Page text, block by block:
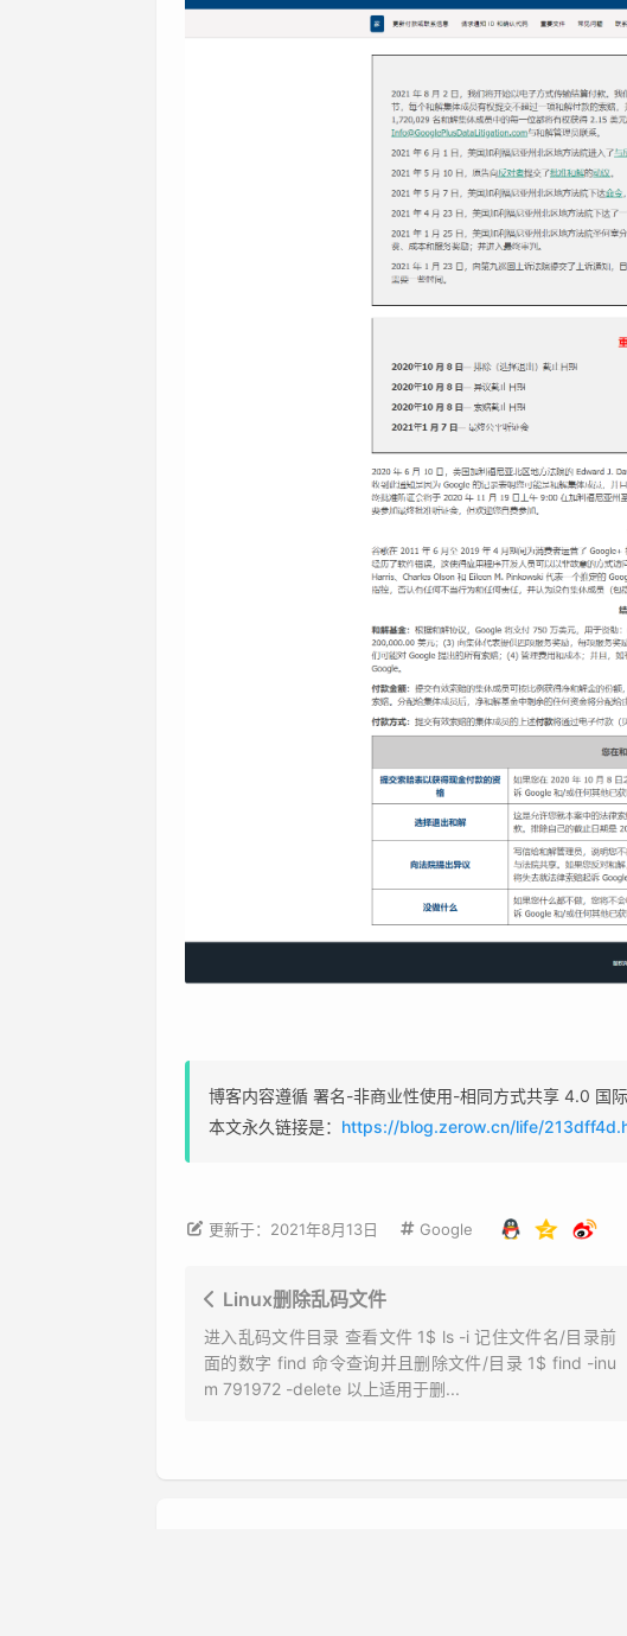
博客内容遵循 署名-非商业性使用-相同方式共享 4.0 国
本文永久链接是： https://blog.zerow.cn/life/
更新于：2021年8月13日 Google
Linux删除乱码文件
进入乱码文件目录 查看文件 1$ ls -i 记住文件名/目录前
面的数字 find 命令查询并且删除文件/目录 1$ find -inu
m 791972 -delete 以上适用于删...